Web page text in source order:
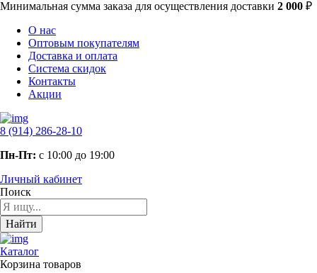
Минимальная сумма заказа для осуществления доставки 2 000 ₽
О нас
Оптовым покупателям
Доставка и оплата
Система скидок
Контакты
Акции
8 (914) 286-28-10
Пн-Пт: с 10:00 до 19:00
Личный кабинет
Поиск
Найти
Каталог
Корзина товаров